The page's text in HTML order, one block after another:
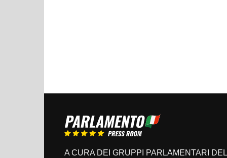
A CURA DEI GRUPPI PARLAMENTARI DEL